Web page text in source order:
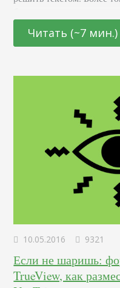
Компания разработала
может перемолоть
максимальном
Читать (~7 мин.)
10.05.2016 9321
Если не шаришь:
TrueView, как